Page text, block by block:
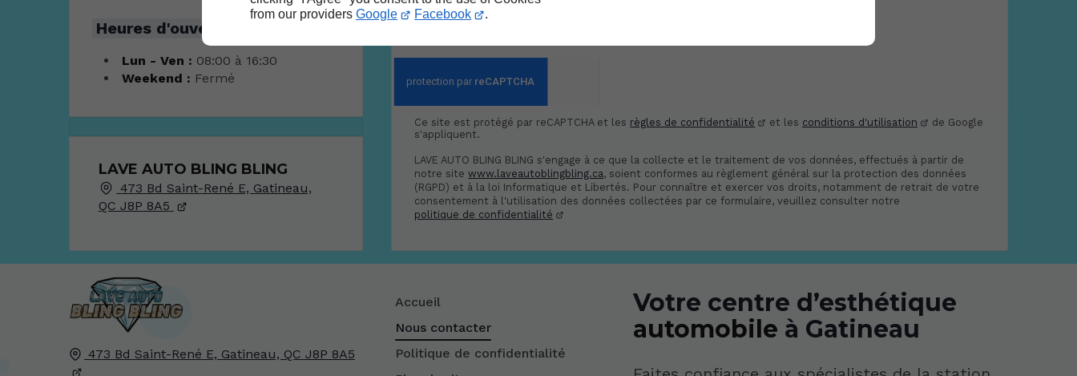
from our providers Google Facebook .
Heures d'ouverture
Lun - Ven : 08:00 à 16:30
Weekend : Fermé
LAVE AUTO BLING BLING
473 Bd Saint-René E, Gatineau,
QC J8P 8A5
Ce site est protégé par reCAPTCHA et les règles de confidentialité et les conditions d'utilisation
de Google
s'appliquent.
LAVE AUTO BLING BLING s'engage à ce que la collecte et le traitement de vos données, effectués à partir de
notre sitewww.laveautoblingbling.ca, soient conformes au règlement général sur la protection des données
(RGPD) et à la loi Informatique et Libertés. Pour connaître et exercer vos droits, notamment de retrait de votre
consentement à l'utilisation des données collectées par ce formulaire, veuillez consulter notre
politique de confidentialité
473 Bd Saint-René E, Gatineau, QC J8P 8A5
Accueil
Nous contacter
Politique de confidentialité
Votre centre d’esthétique
automobile à Gatineau